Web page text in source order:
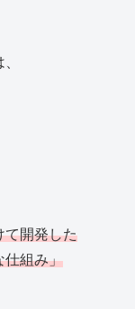
て開発した
仕組み」